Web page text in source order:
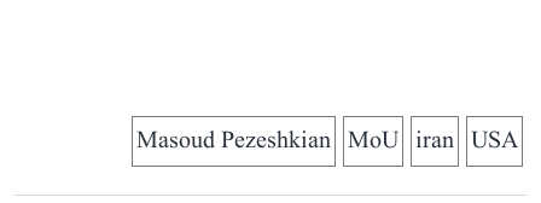
USA
iran
MoU
Masoud Pezeshkian